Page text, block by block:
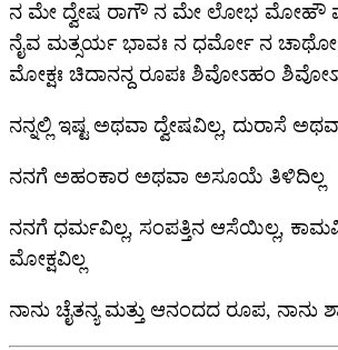
ನ ಮೇ ದ್ವೇಷ ರಾಗೌ ನ ಮೇ ಲೋಭ ಮೋಹೌ
ನೈವ ಮತ್ಸರ್ಯ ಭಾವಃ ನ ಧರ್ಮೋ ನ
ಮೋಕ್ಷಃ ಚಿದಾನನ್ದ ರೂಪಃ ಶಿವೋಽಹಂ
ನನ್ನಲ್ಲಿ ಇಷ್ಟ ಅಥವಾ ದ್ವೇಷವಿಲ್ಲ, ದುರಾಸೆ
ನನಗೆ ಅಹಂಕಾರ ಅಥವಾ ಅಸೂಯೆ ತಿಳಿದಿಲ್ಲ
ನನಗೆ ಧರ್ಮವಿಲ್ಲ, ಸಂಪತ್ತಿನ ಆಸೆಯಿಲ್ಲ,
ಮೋಕ್ಷವಿಲ್ಲ
ನಾನು ಚೈತನ್ಯ ಮತ್ತು ಆನಂದದ ರೂಪ, ನಾನು